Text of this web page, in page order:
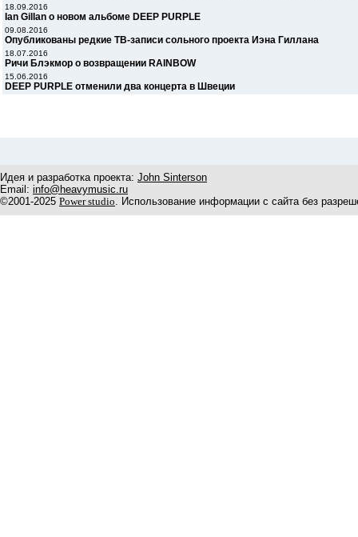
18.09.2016
Ian Gillan о новом альбоме DEEP PURPLE
09.08.2016
Опубликованы редкие ТВ-записи сольного проекта Иэна Гиллана
18.07.2016
Ричи Блэкмор о возвращении RAINBOW
15.06.2016
DEEP PURPLE отменили два концерта в Швеции
Идея и разработка проекта: John Sinterson
Email: info@heavymusic.ru
©2001-2025 Power studio. Использование информации с сайта без